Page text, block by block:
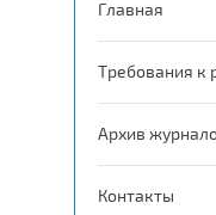
Главная
Требования к
Архив
Контакты